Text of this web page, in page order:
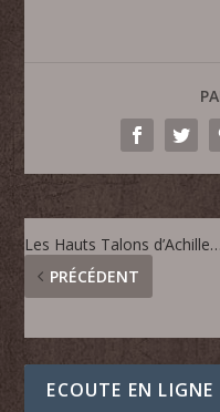
Les Hauts Talons d’Achille…
PRÉCÉDENT
ECOUTE EN LIGNE